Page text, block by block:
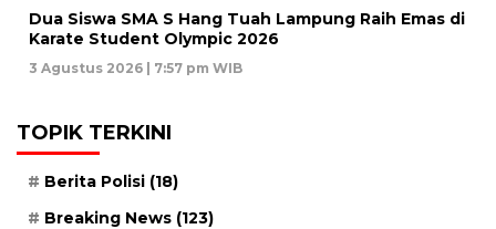
Dua Siswa SMA S Hang Tuah Lampung Raih Emas di
Karate Student Olympic 2026
3 Agustus 2026 | 7:57 pm WIB
TOPIK TERKINI
Berita Polisi (18)
Breaking News (123)